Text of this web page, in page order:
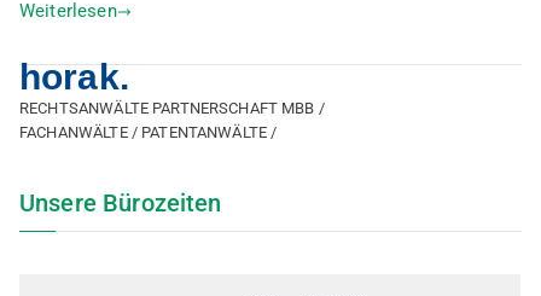
Weiterlesen
horak.
RECHTSANWÄLTE PARTNERSCHAFT MBB /
FACHANWÄLTE / PATENTANWÄLTE /
Unsere Bürozeiten